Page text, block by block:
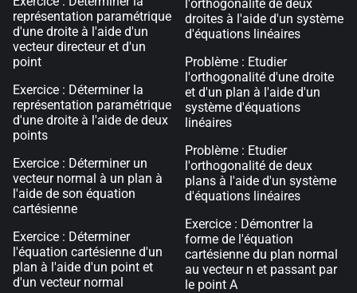
représentation paramétrique
d'une droite à l'aide d'un
vecteur directeur et d'un
point
Exercice : Déterminer la
représentation paramétrique
d'une droite à l'aide de deux
points
Exercice : Déterminer un
vecteur normal à un plan à
l'aide de son équation
cartésienne
Exercice : Déterminer
l'équation cartésienne d'un
plan à l'aide d'un point et
d'un vecteur normal
l'orthogonalité de deux
droites à l'aide d'un système
d'équations linéaires
Problème : Etudier
l'orthogonalité d'une droite
et d'un plan à l'aide d'un
système d'équations
linéaires
Problème : Etudier
l'orthogonalité de deux
plans à l'aide d'un système
d'équations linéaires
Exercice : Démontrer la
forme de l'équation
cartésienne du plan normal
au vecteur n et passant par
le point A